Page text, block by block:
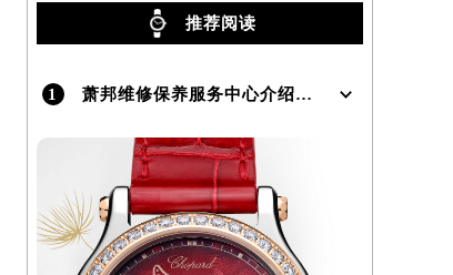
推荐阅读
1 萧邦维修保养服务中心介绍 | Chopard